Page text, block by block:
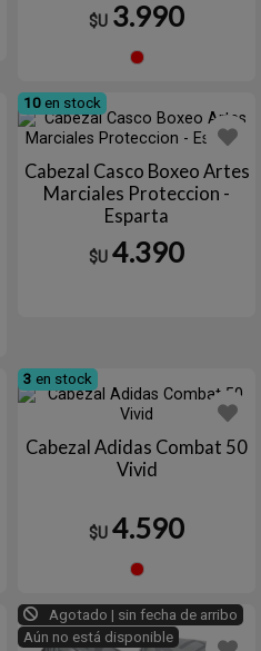
$U 3.990
10 en stock
Cabezal Casco Boxeo Artes
Marciales Proteccion -
Esparta
$U 4.390
3 en stock
Cabezal Adidas Combat 50
Vivid
$U 4.590
Agotado | sin fecha de arribo
Aún no está disponible